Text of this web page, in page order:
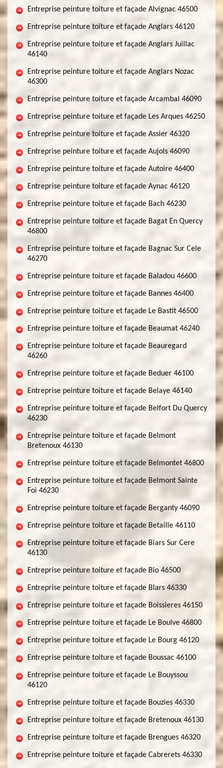
Entreprise peinture toiture et façade Alvignac 46500
Entreprise peinture toiture et façade Anglars 46120
Entreprise peinture toiture et façade Anglars Juillac
46140
Entreprise peinture toiture et façade Anglars Nozac
46300
Entreprise peinture toiture et façade Arcambal 46090
Entreprise peinture toiture et façade Les Arques 46250
Entreprise peinture toiture et façade Assier 46320
Entreprise peinture toiture et façade Aujols 46090
Entreprise peinture toiture et façade Autoire 46400
Entreprise peinture toiture et façade Aynac 46120
Entreprise peinture toiture et façade Bach 46230
Entreprise peinture toiture et façade Bagat En Quercy
46800
Entreprise peinture toiture et façade Bagnac Sur Cele
46270
Entreprise peinture toiture et façade Baladou 46600
Entreprise peinture toiture et façade Bannes 46400
Entreprise peinture toiture et façade Le Bastit 46500
Entreprise peinture toiture et façade Beaumat 46240
Entreprise peinture toiture et façade Beauregard
46260
Entreprise peinture toiture et façade Beduer 46100
Entreprise peinture toiture et façade Belaye 46140
Entreprise peinture toiture et façade Belfort Du Quercy
46230
Entreprise peinture toiture et façade Belmont
Bretenoux 46130
Entreprise peinture toiture et façade Belmontet 46800
Entreprise peinture toiture et façade Belmont Sainte
Foi 46230
Entreprise peinture toiture et façade Berganty 46090
Entreprise peinture toiture et façade Betaille 46110
Entreprise peinture toiture et façade Biars Sur Cere
46130
Entreprise peinture toiture et façade Bio 46500
Entreprise peinture toiture et façade Blars 46330
Entreprise peinture toiture et façade Boissieres 46150
Entreprise peinture toiture et façade Le Boulve 46800
Entreprise peinture toiture et façade Le Bourg 46120
Entreprise peinture toiture et façade Boussac 46100
Entreprise peinture toiture et façade Le Bouyssou
46120
Entreprise peinture toiture et façade Bouzies 46330
Entreprise peinture toiture et façade Bretenoux 46130
Entreprise peinture toiture et façade Brengues 46320
Entreprise peinture toiture et façade Cabrerets 46330